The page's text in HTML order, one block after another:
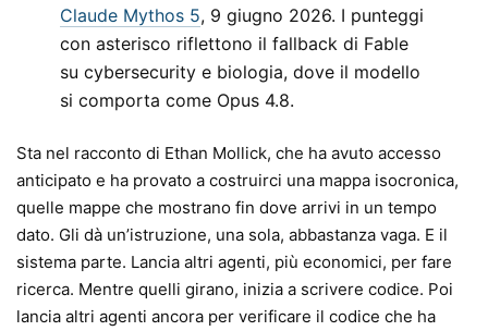
Claude Mythos 5, 9 giugno 2026. I punteggi
con asterisco riflettono il fallback di Fable
su cybersecurity e biologia, dove il modello
si comporta come Opus 4.8.
Sta nel racconto di Ethan Mollick, che ha avuto accesso
anticipato e ha provato a costruirci una mappa isocronica,
quelle mappe che mostrano fin dove arrivi in un tempo
dato. Gli dà un’istruzione, una sola, abbastanza vaga. E il
sistema parte. Lancia altri agenti, più economici, per fare
ricerca. Mentre quelli girano, inizia a scrivere codice. Poi
lancia altri agenti ancora per verificare il codice che ha